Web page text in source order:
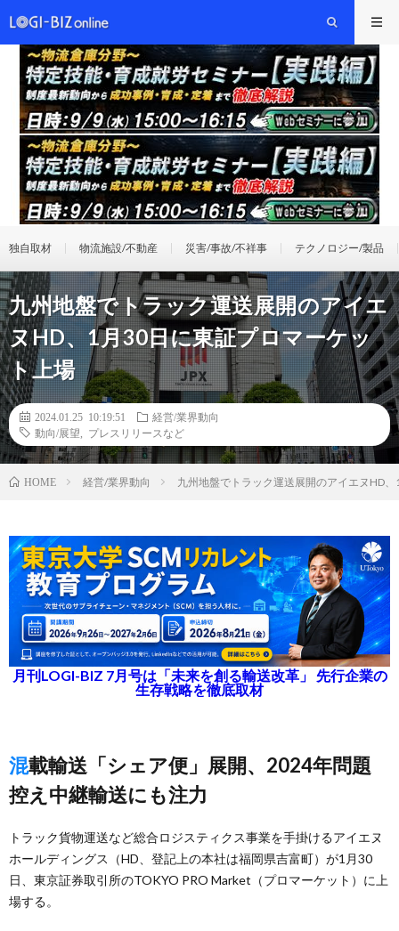
独自取材 物流施設/不動産 災害/事故/不祥事 テクノロジー/製品
九州地盤でトラック運送展開のアイエ
ヌHD、1月30日に東証プロマーケッ
ト上場
2024.01.25 10:19:51
経営/業界動向
動向/展望
プレスリリースなど
HOME 経営/業界動向 九州地盤でトラック運送展開のアイエヌHD
月刊LOGI-BIZ 7月号は「未来を創る輸送改革」 先行企業の
生存戦略を徹底取材
混載輸送「シェア便」展開、2024年問題
控え中継輸送にも注力
トラック貨物運送など総合ロジスティクス事業を手掛けるアイエヌ
ホールディングス（HD、登記上の本社は福岡県吉富町）が1月30
日、東京証券取引所のTOKYO PRO Market（プロマーケット）に上
場する。